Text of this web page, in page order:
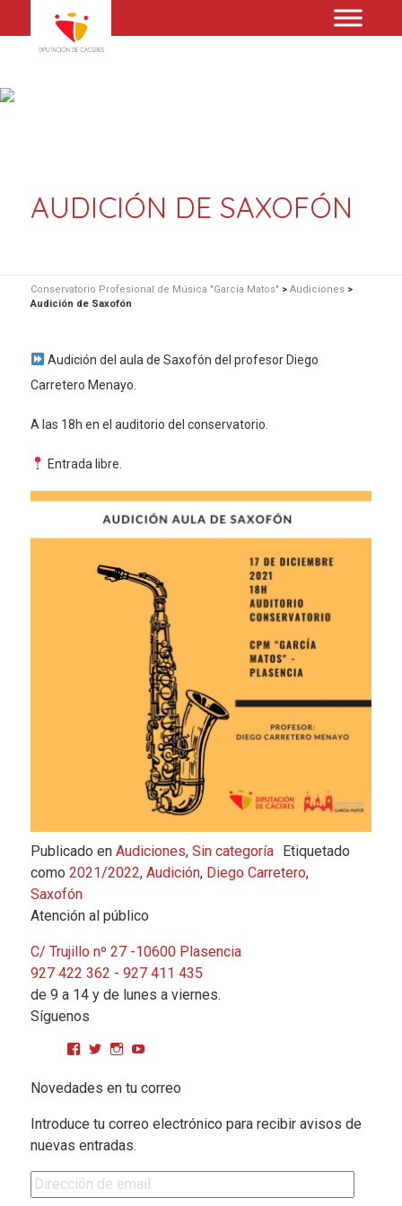
AUDICIÓN DE SAXOFÓN
Conservatorio Profesional de Música "García Matos" > Audiciones>
Audición de Saxofón
Audición del aula de Saxofón del profesor Diego
Carretero Menayo.
A las 18h en el auditorio del conservatorio.
Entrada libre.
Publicado en Audiciones, Sin categoría
Etiquetado
como 2021/2022, Audición, Diego Carretero,
Saxofón
Atención al público
C/ Trujillo nº 27 -10600 Plasencia
927 422 362 - 927 411 435
de 9 a 14 y de lunes a viernes.
Síguenos
Ver perfil de CPMGarciaMatos en Facebook
Ver perfil de cpmgarciamatos en Twitter
Ver perfil de cpmgarciamatos en Instagram
YouTube
Novedades en tu correo
Introduce tu correo electrónico para recibir avisos de
nuevas entradas.
Dirección de email